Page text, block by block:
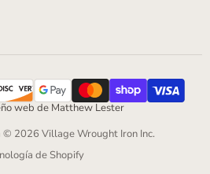
web de Matthew Lester
2026 Village Wrought Iron Inc.
de Shopify